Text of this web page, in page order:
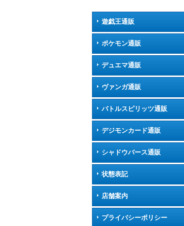
遊戯王通販
ポケモン通販
デュエマ通販
ヴァンガ通販
バトルスピリッツ通販
デジモンカード通販
シャドウバース通販
状態表記
店舗案内
プライバシーポリシー